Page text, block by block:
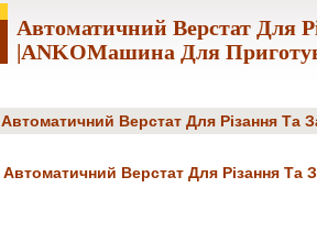
Автоматичний Верстат Для
|ANKOМашина Для
Автоматичний Верстат Для Різання Та
Автоматичний Верстат Для Різання Та